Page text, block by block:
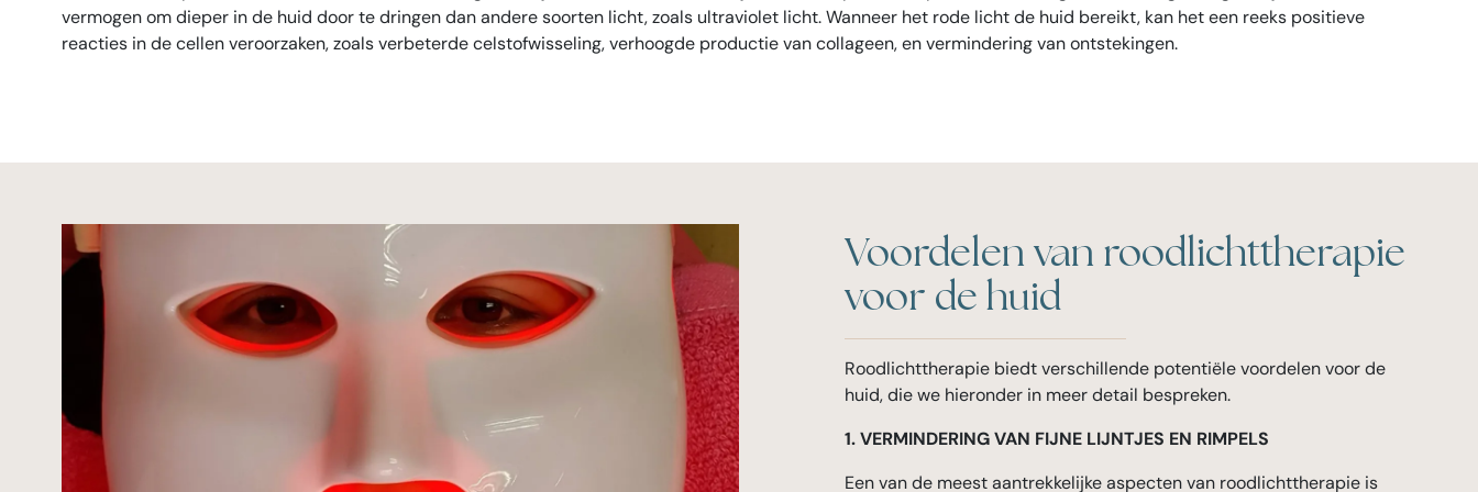
vermogen om dieper in de huid door te dringen dan andere soorten licht, zoals ultraviolet licht. Wanneer het rode licht de huid bereikt, kan het een reeks positieve
reacties in de cellen veroorzaken, zoals verbeterde celstofwisseling, verhoogde productie van collageen, en vermindering van ontstekingen.
Voordelen van roodlichttherapie
voor de huid
Roodlichttherapie biedt verschillende potentiële voordelen voor de
huid, die we hieronder in meer detail bespreken.
1. VERMINDERING VAN FIJNE LIJNTJES EN RIMPELS
Een van de meest aantrekkelijke aspecten van roodlichttherapie is